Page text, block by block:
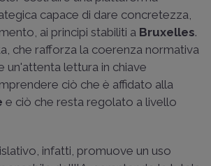
capace di dare concretezza,
ai principi stabiliti a Bruxelles.
che rafforza la coerenza normativa
un'attenta lettura in chiave
ciò che è affidato alla
e ciò che resta regolato a livello
infatti, promuove un uso